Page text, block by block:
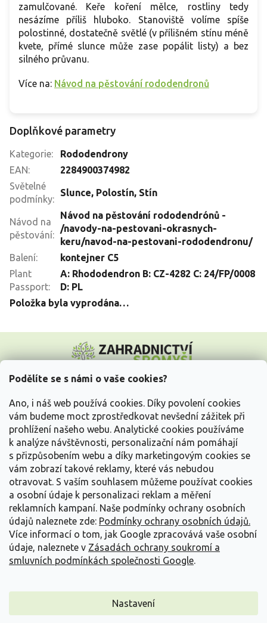
Podělíte se s námi o vaše cookies?
Ano, i náš web používá cookies. Díky povolení cookies
vám budeme moct zprostředkovat nevšední zážitek při
prohlížení našeho webu. Analytické cookies používáme
k analýze návštěvnosti, personalizační nám pomáhají
s přizpůsobením webu a díky marketingovým cookies se
vám zobrazí takové reklamy, které vás nebudou
otravovat. S vaším souhlasem můžeme používat cookies
a osobní údaje k personalizaci reklam a měření
reklamních kampaní. Naše podmínky ochrany osobních
údajů naleznete zde: Podmínky ochrany osobních údajů.
Více informací o tom, jak Google zpracovává vaše osobní
údaje, naleznete v Zásadách ochrany soukromí a
smluvních podmínkách společnosti Google.
Nastavení
zamulčované. Keře koření mělce, rostliny tedy
nesázíme příliš hluboko. Stanoviště volíme spíše
polostinné, dostatečně světlé (v přílišném stínu méně
kvete, přímé slunce může zase popálit listy) a bez
silného průvanu.
Více na: Návod na pěstování rododendronů
Doplňkové parametry
Kategorie:
Rododendrony
EAN:
2284900374982
Světelné
podmínky:
Slunce, Polostín, Stín
Návod na
pěstování:
Návod na pěstování rododendrónů -
/navody-na-pestovani-okrasnych-
keru/navod-na-pestovani-rododendronu/
Balení:
kontejner C5
Plant
Passport:
A: Rhododendron B: CZ-4282 C: 24/FP/0008
D: PL
Položka byla vyprodána…
p
Vše o nákupu
Informace pro Vás
Kontakujte nás
Vytvořil Shoptet